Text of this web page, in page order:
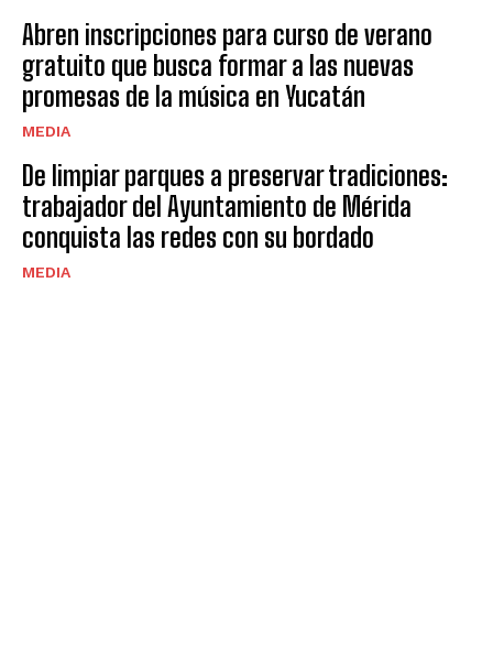
Abren inscripciones para curso de verano
gratuito que busca formar a las nuevas
promesas de la música en Yucatán
MEDIA
De limpiar parques a preservar tradiciones:
trabajador del Ayuntamiento de Mérida
conquista las redes con su bordado
MEDIA